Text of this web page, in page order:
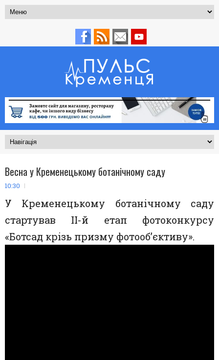
Весна у Кременецькому ботанічному саду
10:30
У Кременецькому ботанічному саду
стартував ІІ-й етап фотоконкурсу
«Ботсад крізь призму фотооб’єктиву».